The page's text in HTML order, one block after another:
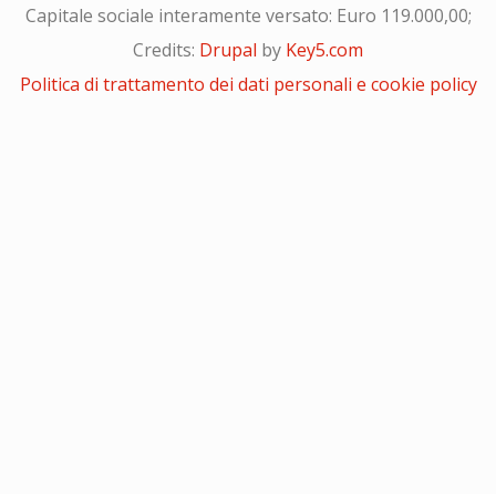
Capitale sociale interamente versato: Euro 119.000,00;
Credits: Drupal by Key5.com
Politica di trattamento dei dati personali e cookie policy